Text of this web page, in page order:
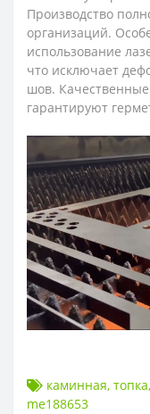
Производство
организаций.
использование
что исключает
шов.
гарантируют
каминная, топка,
me188653